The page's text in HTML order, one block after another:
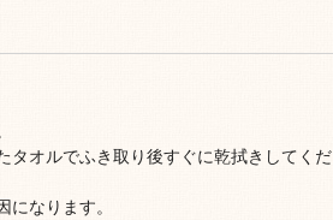
タオルでふき取り後すぐに乾拭きしてくだ
なります。